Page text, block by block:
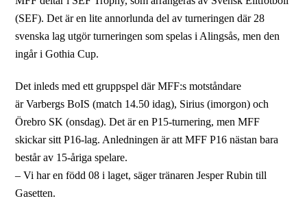
(SEF). Det är en lite annorlunda del av turneringen där 28
svenska lag utgör turneringen som spelas i Alingsås, men den
ingår i Gothia Cup.
Det inleds med ett gruppspel där MFF:s motståndare
är Varbergs BoIS (match 14.50 idag), Sirius (imorgon) och
Örebro SK (onsdag). Det är en P15-turnering, men MFF
skickar sitt P16-lag. Anledningen är att MFF P16 nästan bara
består av 15-åriga spelare.
– Vi har en född 08 i laget, säger tränaren Jesper Rubin till
Gasetten.